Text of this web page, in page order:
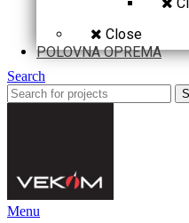
Close
POLOVNA OPREMA
Search
Menu